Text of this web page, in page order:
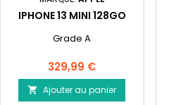
IPHONE 13 MINI 128GO
Grade A
Prix
329,99 €
 Ajouter au panier